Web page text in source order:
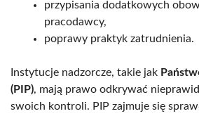
przypisania dodatkowych
pracodawcy,
poprawy praktyk zatrudnienia.
Instytucje nadzorcze, takie jak
(PIP), mają prawo odkrywać
swoich kontroli. PIP zajmuje się